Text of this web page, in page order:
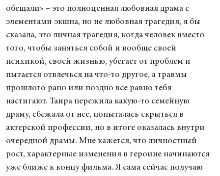
обещали» – это полноценная любовная драма с
элементами экшна, но не любовная трагедия, я бы
сказала, это личная трагедия, когда человек вместо
того, чтобы заняться собой и вообще своей
психикой, своей жизнью, убегает от проблем и
пытается отвлечься на что-то другое, а травмы
прошлого рано или поздно все равно тебя
настигают. Таира пережила какую-то семейную
драму, сбежала от нее, попыталась скрыться в
актерской профессии, но в итоге оказалась внутри
очередной драмы. Мне кажется, что личностный
рост, характерные изменения в героине начинаются
уже ближе к концу фильма. Я сама сейчас получаю